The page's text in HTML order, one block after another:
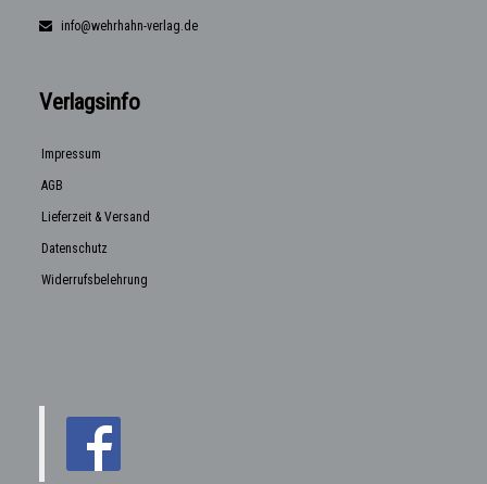
info@wehrhahn-verlag.de
Verlagsinfo
Impressum
AGB
Lieferzeit & Versand
Datenschutz
Widerrufsbelehrung